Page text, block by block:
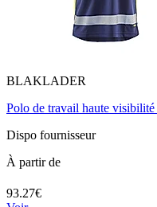
BLAKLADER
Polo de travail haute
Dispo fournisseur
À partir de
93.27€